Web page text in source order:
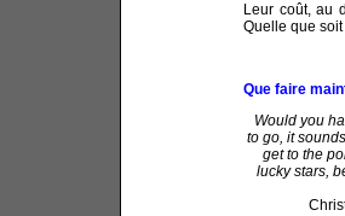
Leur coût, au
Quelle que
Que faire
Would you
to go, it
get to the
lucky stars,